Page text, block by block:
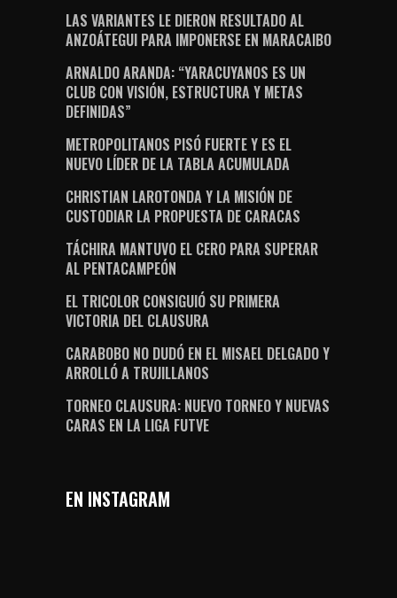
LAS VARIANTES LE DIERON RESULTADO AL
ANZOÁTEGUI PARA IMPONERSE EN MARACAIBO
ARNALDO ARANDA: “YARACUYANOS ES UN
CLUB CON VISIÓN, ESTRUCTURA Y METAS
DEFINIDAS”
METROPOLITANOS PISÓ FUERTE Y ES EL
NUEVO LÍDER DE LA TABLA ACUMULADA
CHRISTIAN LAROTONDA Y LA MISIÓN DE
CUSTODIAR LA PROPUESTA DE CARACAS
TÁCHIRA MANTUVO EL CERO PARA SUPERAR
AL PENTACAMPEÓN
EL TRICOLOR CONSIGUIÓ SU PRIMERA
VICTORIA DEL CLAUSURA
CARABOBO NO DUDÓ EN EL MISAEL DELGADO Y
ARROLLÓ A TRUJILLANOS
TORNEO CLAUSURA: NUEVO TORNEO Y NUEVAS
CARAS EN LA LIGA FUTVE
EN INSTAGRAM